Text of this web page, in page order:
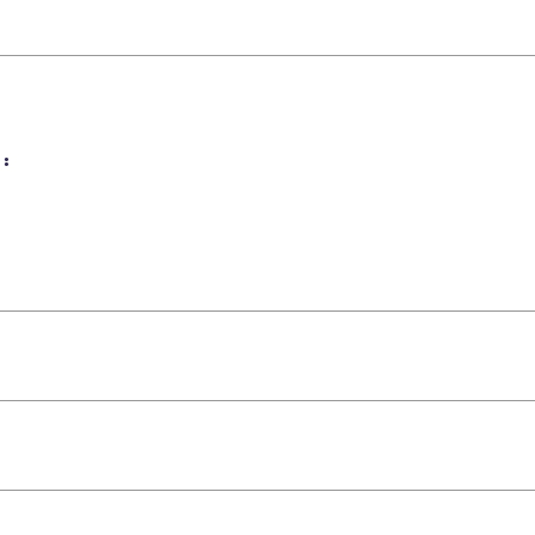
pour les enfants (tout
sur place ou à l'avance dans la boutique en
en plein air. Les voitures peuvent y stationner pendant